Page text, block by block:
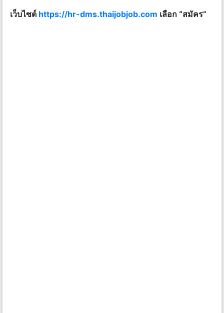
เว็บไซต์ https://hr-dms.thaijobjob.com เลือก “สมัคร”